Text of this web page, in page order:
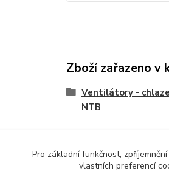
Zboží zařazeno v
Ventilátory -
NTB
Pro základní funkčnost,
vlastních preferencí